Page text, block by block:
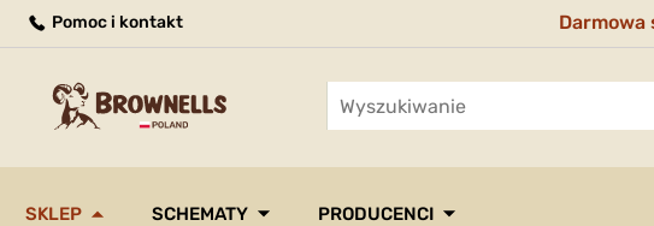
Pomoc i kontakt Darmowa
SKLEP SCHEMATY PRODUCENCI